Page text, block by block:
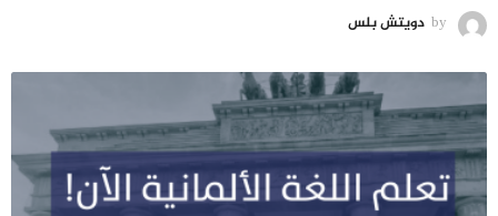
by دويتش بلس